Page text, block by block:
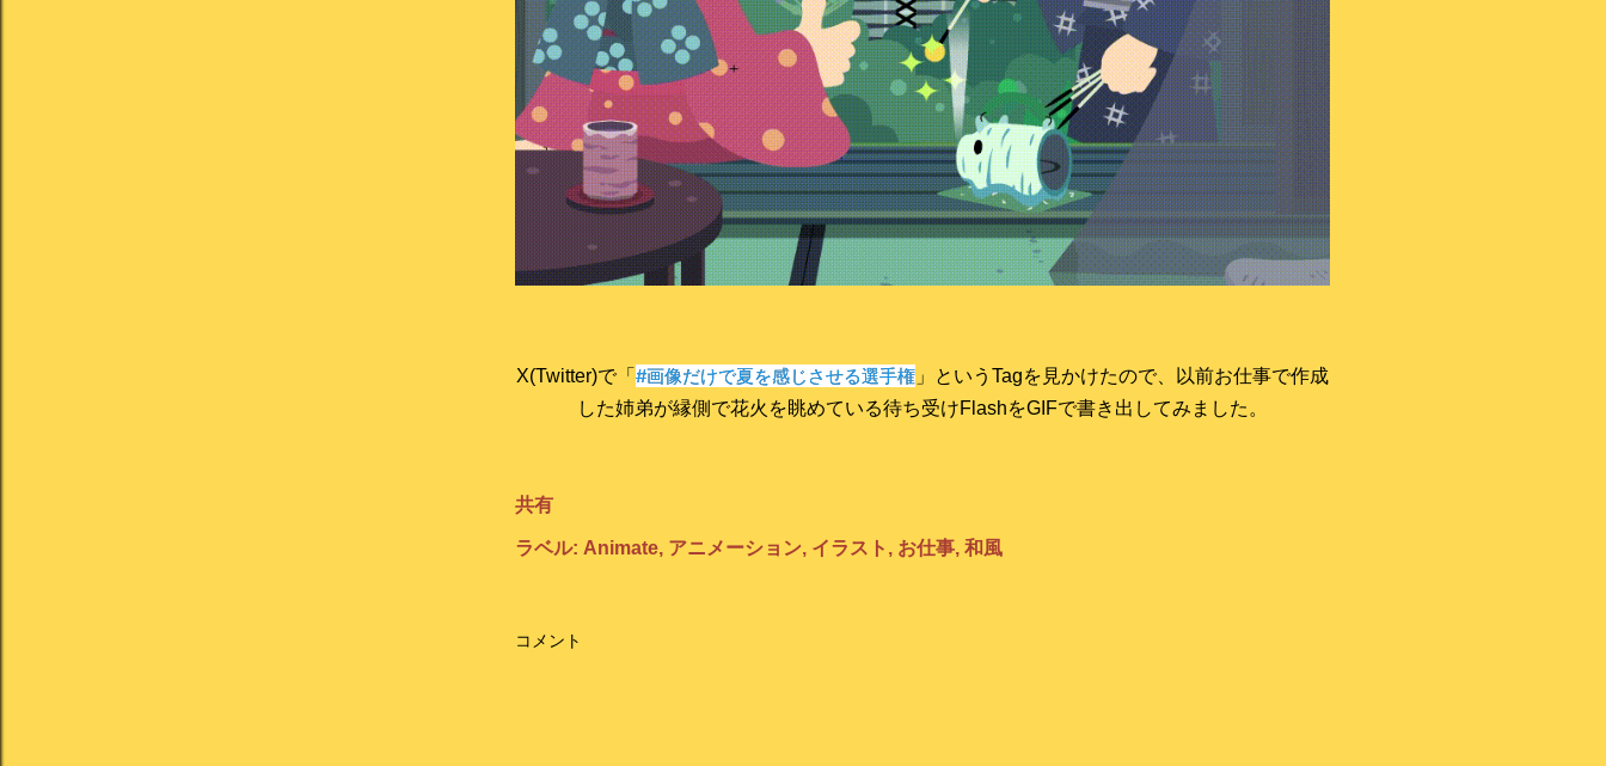
X(Twitter)で「 #画像だけで夏を感じさせる選手権 」というTagを見かけたので、以前お仕事で作成
した姉弟が縁側で花火を眺めている待ち受けFlashをGIFで書き出してみました。
共有
ラベル: Animate アニメーション イラスト お仕事 和風
コメント